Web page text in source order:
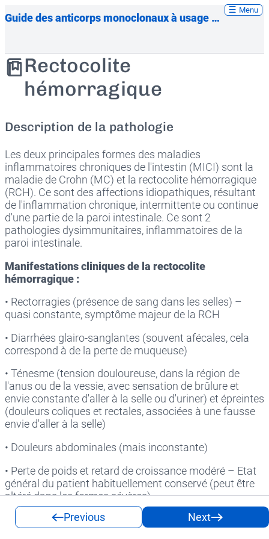
Guide des anticorps monoclonaux à usage thérapeutique
Menu
Rectocolite
hémorragique
Description de la pathologie
Les deux principales formes des maladies
inflammatoires chroniques de l'intestin (MICI) sont la
maladie de Crohn (MC) et la rectocolite hémorragique
(RCH). Ce sont des affections idiopathiques, résultant
de l'inflammation chronique, intermittente ou continue
d'une partie de la paroi intestinale. Ce sont 2
pathologies dysimmunitaires, inflammatoires de la
paroi intestinale.
Manifestations cliniques de la rectocolite
hémorragique :
• Rectorragies (présence de sang dans les selles) –
quasi constante, symptôme majeur de la RCH
• Diarrhées glairo-sanglantes (souvent afécales, cela
correspond à de la perte de muqueuse)
• Ténesme (tension douloureuse, dans la région de
l'anus ou de la vessie, avec sensation de brûlure et
envie constante d'aller à la selle ou d'uriner) et épreintes
(douleurs coliques et rectales, associées à une fausse
envie d'aller à la selle)
• Douleurs abdominales (mais inconstante)
• Perte de poids et retard de croissance modéré – Etat
général du patient habituellement conservé (peut être
altéré dans les formes sévères)
• Evolution par poussées
Previous Next